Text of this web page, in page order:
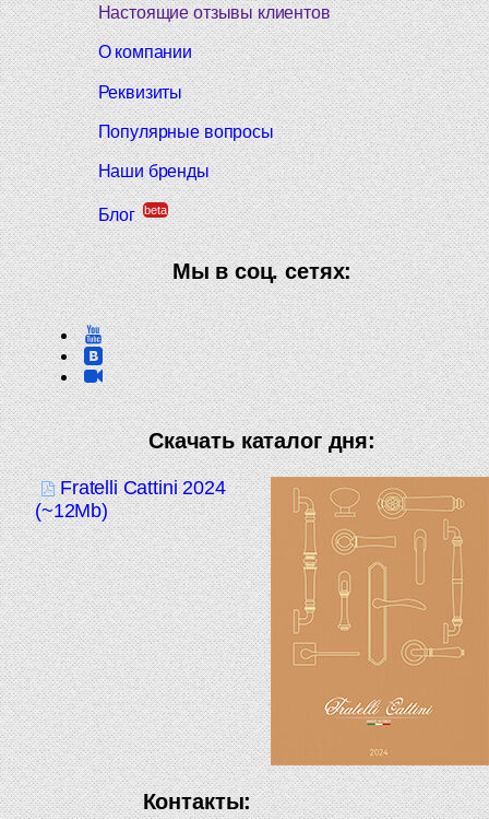
Настоящие отзывы клиентов
О компании
Реквизиты
Популярные вопросы
Наши бренды
Блог beta
Мы в соц. сетях:
Скачать каталог дня:
Fratelli Cattini 2024
(~12Mb)
Контакты: